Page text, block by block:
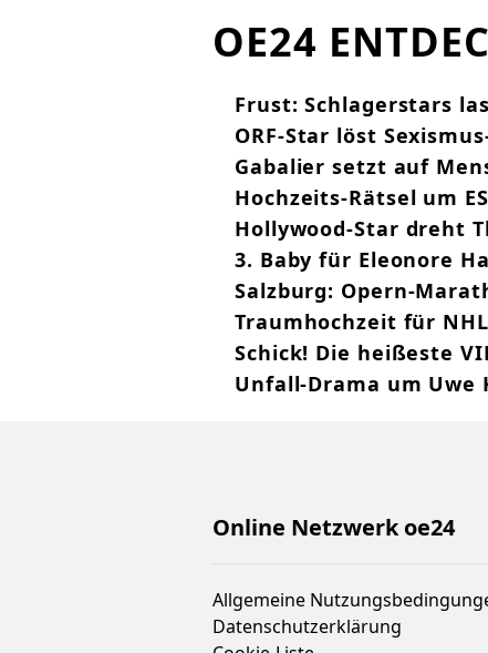
OE24
Frust: Schlagerstars
ORF-Star löst
Gabalier setzt auf
Hochzeits-Rätsel um
Hollywood-Star dreht
3. Baby für Eleonore
Salzburg: Opern-
Traumhochzeit für
Schick! Die heißeste
Unfall-Drama um Uwe
Online Netzwerk oe24
Allgemeine
Datenschutzerklärung